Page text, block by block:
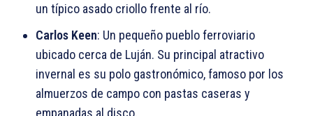
un típico asado criollo frente al río.
Carlos Keen: Un pequeño pueblo ferroviario
ubicado cerca de Luján. Su principal atractivo
invernal es su polo gastronómico, famoso por los
almuerzos de campo con pastas caseras y
empanadas al disco.